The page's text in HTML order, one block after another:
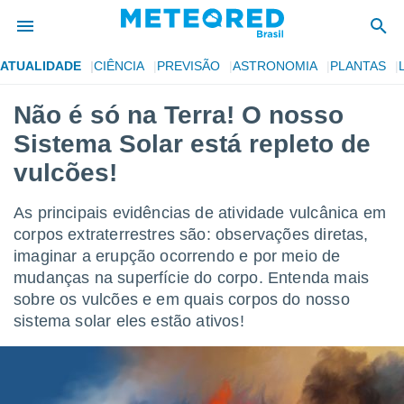
da
para
fornecidas
a este
das
e
ATUALIDADE CIÊNCIA PREVISÃO ASTRONOMIA PLANTAS
Não é só na Terra! O nosso
Sistema Solar está repleto de
vulcões!
As principais evidências de atividade vulcânica em
corpos extraterrestres são: observações diretas,
imaginar a erupção ocorrendo e por meio de
mudanças na superfície do corpo. Entenda mais
sobre os vulcões e em quais corpos do nosso
sistema solar eles estão ativos!